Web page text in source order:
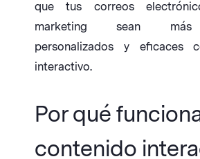
que tus correos
marketing sean más
personalizados y eficaces
interactivo.
Por qué
contenido